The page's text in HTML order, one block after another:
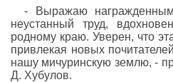
- Выражаю
неустанный труд,
родному краю. Уверен, что
привлекая новых
нашу мичуринскую землю, -
Д. Хубулов.